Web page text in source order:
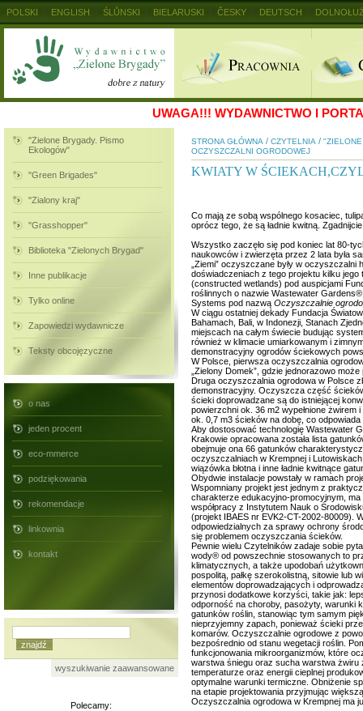
UWAGA!!! WYDAWNICTWO I
"Zielone Brygady. Pismo
Ekologów"
"Green Brigades"
"Zialony kraj"
"Grasshopper"
Biblioteka "Zielonych Brygad"
Inne publikacje
Tylko online
Zapowiedzi wydawnicze
Teksty obcojęzyczne
o nas
jeden procent
eco-mmerce
podziękowania
rekomendacje
linkownia
kontakt
wyszukiwanie zaawansowane
Polecamy:
STRONA GŁÓWNA / CZYTELNIA /
OCZYSZCZALNI OGRODOWEJ
KWIATY W
Co mają ze sobą wspólnego kosaciec,
oprócz tego, że są ładnie kwitną.
Wszystko zaczęło się pod koniec lat 80-
naukowców i zwierzęta przez 2 lata była
„Ziemi” oczyszczane były w
doświadczeniach z tego projektu kilku
(constructed wetlands) pod auspicjami
roślinnych o nazwie Wastewater
Systems pod nazwą Oczyszczalnie
W ciągu ostatniej dekady Fundacja
Bahamach, Bali, w Indonezji, Stanach
miejscach na całym świecie budując
również w klimacie umiarkowanym i
demonstracyjny ogrodów ściekowych
W Polsce, pierwsza oczyszczalnia
„Zielony Domek”, gdzie jednorazowo
Druga oczyszczalnia ogrodowa w Polsce
demonstracyjny. Oczyszcza część
ścieki doprowadzane są do istniejącej
powierzchni ok. 36 m2 wypełnione
ok. 0,7 m3 ścieków na dobę, co
Aby dostosować technologię Wastewater
Krakowie opracowana została lista
obejmuje ona 66 gatunków
oczyszczalniach w Krempnej i
wiązówka błotna i inne ładnie kwitnące
Obydwie instalacje powstały w ramach
Wspomniany projekt jest jednym z
charakterze edukacyjno-promocyjnym,
współpracy z Instytutem Nauk o
(projekt IBAES nr EVK2-CT-2002-80009).
odpowiedzialnych za sprawy ochrony
się problemem oczyszczania ścieków.
Pewnie wielu Czytelników zadaje sobie
wody® od powszechnie stosowanych to
klimatycznych, a także upodobań
pospolitą, pałkę szerokolistną, sitowie lub
elementów doprowadzających i
przynosi dodatkowe korzyści, takie jak:
odporność na choroby, pasożyty, warunki
gatunków roślin, stanowiąc tym samym
nieprzyjemny zapach, ponieważ ścieki
komarów. Oczyszczalnie ogrodowe z
bezpośrednio od stanu wegetacji roślin.
funkcjonowania mikroorganizmów, które
warstwa śniegu oraz sucha warstwa żwiru
temperaturze oraz energii cieplnej
optymalne warunki termiczne. Obniżenie
na etapie projektowania przyjmując
Oczyszczalnia ogrodowa w Krempnej ma
POLSKI ENGLISH ŚLŮNSKI BIELARUSKI ČESKY DEUTSCH